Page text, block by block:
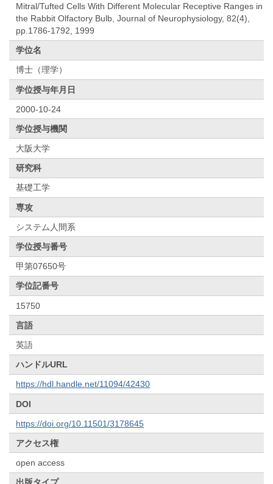
Mitral/Tufted Cells With Different Molecular Receptive Ranges in
the Rabbit Olfactory Bulb, Journal of Neurophysiology, 82(4),
pp.1786-1792, 1999
学位名
博士（理学）
学位授与年月日
2000-10-24
学位授与機関
大阪大学
研究科
基礎工学
専攻
システム人間系
学位授与番号
甲第07650号
学位記番号
15750
言語
英語
ハンドルURL
https://hdl.handle.net/11094/42430
DOI
https://doi.org/10.11501/3178645
アクセス権
open access